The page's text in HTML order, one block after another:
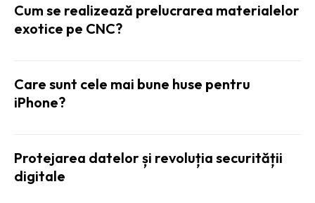
Cum se realizează prelucrarea materialelor
exotice pe CNC?
Care sunt cele mai bune huse pentru
iPhone?
Protejarea datelor și revoluția securității
digitale